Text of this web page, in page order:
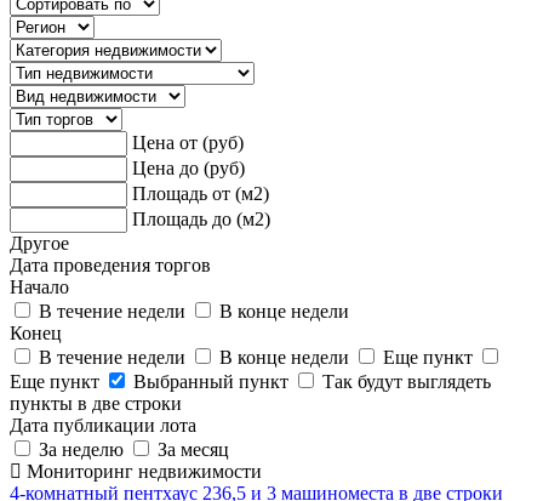
Цена от (руб)
Цена до (руб)
Площадь от (м2)
Площадь до (м2)
Другое
Дата проведения торгов
Начало
В течение недели
В конце недели
Конец
В течение недели
В конце недели
Еще пункт
Еще пункт
Выбранный пункт
Так будут выглядеть
пункты в две строки
Дата публикации лота
За неделю
За месяц
Мониторинг недвижимости
4-комнатный пентхаус 236,5 и 3 машиноместа в две строки